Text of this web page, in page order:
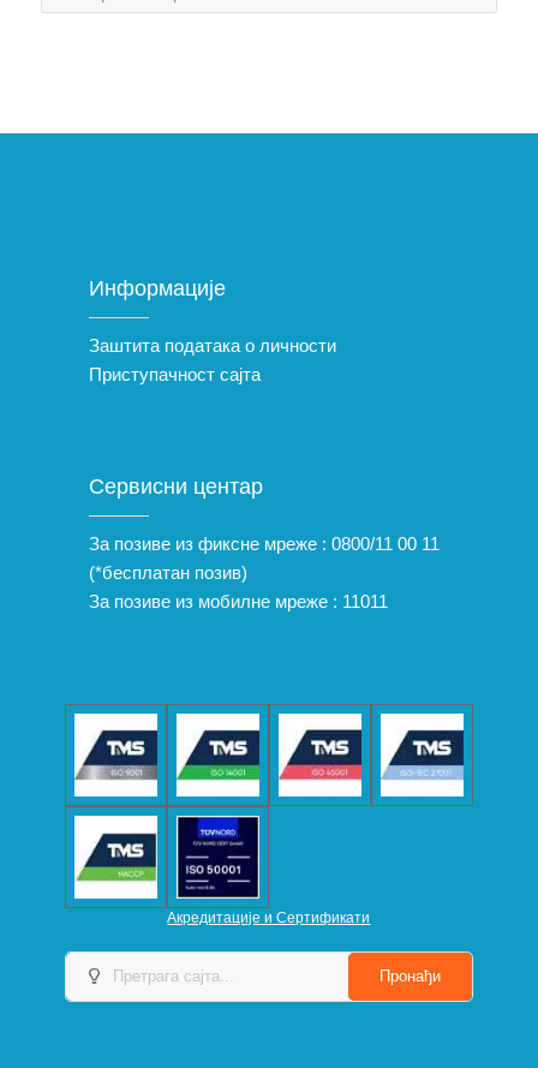
Информације
Заштита података о личности
Приступачност сајта
Сервисни центар
За позиве из фиксне мреже : 0800/11 00 11
(*бесплатан позив)
За позиве из мобилне мреже : 11011
Акредитације и Сертификати